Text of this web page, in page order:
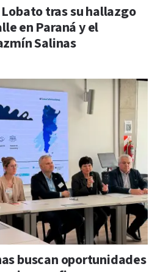
tras su hallazgo
en Paraná y el
Salinas
buscan oportunidades